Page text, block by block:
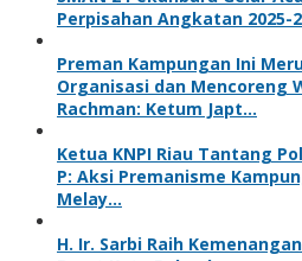
Perpisahan Angkatan 2025-
Preman Kampungan Ini
Organisasi dan Mencoreng
Rachman: Ketum Japt…
Ketua KNPI Riau Tantang
P: Aksi Premanisme
Melay…
H. Ir. Sarbi Raih